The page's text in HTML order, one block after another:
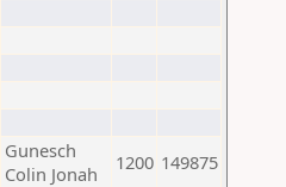
Gunesch
Colin Jonah
1200 149875